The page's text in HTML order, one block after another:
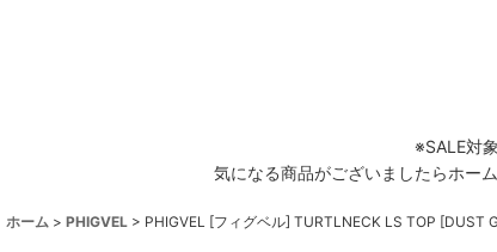
※SALE対
気になる商品がございましたらホー
ホーム > PHIGVEL > PHIGVEL [フィグベル] TURTLNECK LS TOP [DUST